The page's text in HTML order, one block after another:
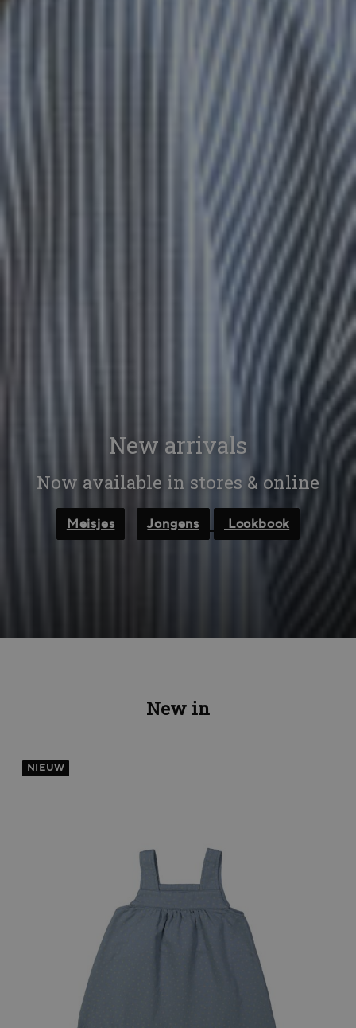
New arrivals
Now available in stores & online
Meisjes Jongens Lookbook
New in
NIEUW